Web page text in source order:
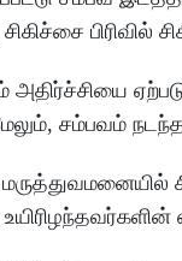
பிரிவில்
அதிர்ச்சியை
சம்பவம் நடந்த